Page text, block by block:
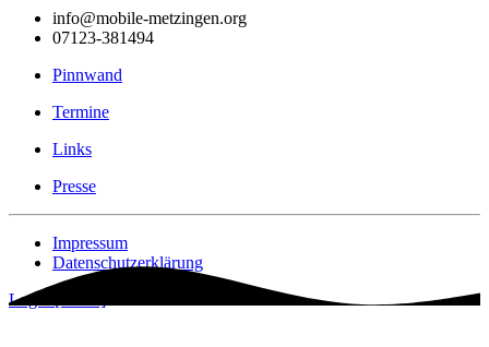
info@mobile-metzingen.org
07123-381494
Pinnwand
Termine
Links
Presse
Impressum
Datenschutzerklärung
Login [Intern]